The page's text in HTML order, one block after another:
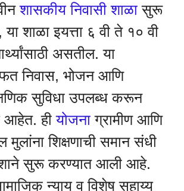
शासकीय निवासी शाळा सुरू
शाळा इयत्ता ६ वी ते १० वी
असतील. या
निवास, भोजन आणि
सुविधा उपलब्ध करून
आहेत. हीयोजना ग्रामीण आणि
मुलांना शिक्षणाची समान संधी
सुरू करण्यात आली आहे.
न्याय व विशेष सहाय्य